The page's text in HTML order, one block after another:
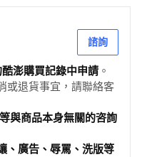
諮詢
澎購買記錄中申請 。
或退貨事宜，請聯絡客
與商品本身無關的咨詢
、廣告、辱罵、洗版等